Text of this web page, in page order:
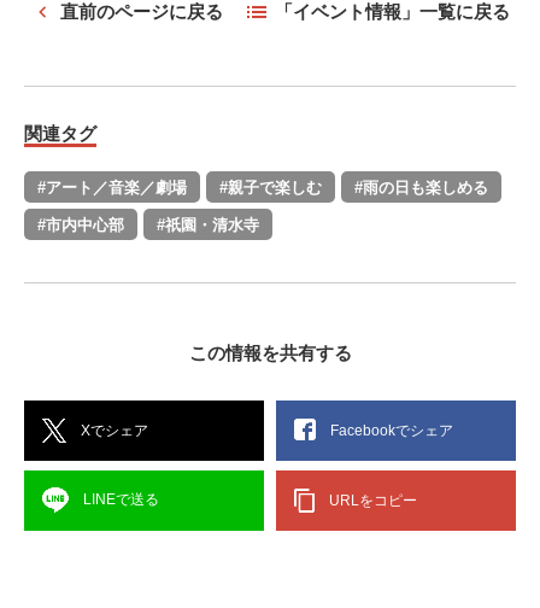
直前のページに戻る 「イベント情報」一覧に戻る
関連タグ
#アート／音楽／劇場 #親子で楽しむ #雨の日も楽しめる
#市内中心部 #祇園・清水寺
この情報を共有する
Xでシェア Facebookでシェア
LINEで送る URLをコピー